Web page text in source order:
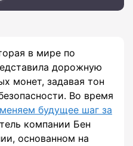
в мире по
дорожную
монет, задавая тон
Во время
будущее шаг за
компании Бен
основанном на